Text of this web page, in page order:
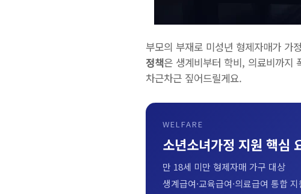
부모의 부재로 미성년 형제자매가 가
정책은 생계비부터 학비, 의료비까지
차근차근 짚어드릴게요.
WELFARE
소년소녀가정 지원 핵심
만 18세 미만 형제자매 가구 대상
생계급여·교육급여·의료급여 통합 지